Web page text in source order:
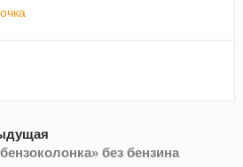
без бензина